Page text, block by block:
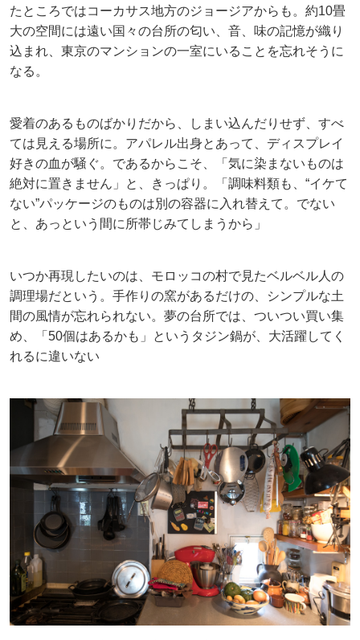
たところではコーカサス地方のジョージアからも。約10畳
大の空間には遠い国々の台所の匂い、音、味の記憶が織り
込まれ、東京のマンションの一室にいることを忘れそうに
なる。
愛着のあるものばかりだから、しまい込んだりせず、すべ
ては見える場所に。アパレル出身とあって、ディスプレイ
好きの血が騒ぐ。であるからこそ、「気に染まないものは
絶対に置きません」と、きっぱり。「調味料類も、“イケて
ない”パッケージのものは別の容器に入れ替えて。でない
と、あっという間に所帯じみてしまうから」
いつか再現したいのは、モロッコの村で見たベルベル人の
調理場だという。手作りの窯があるだけの、シンプルな土
間の風情が忘れられない。夢の台所では、ついつい買い集
め、「50個はあるかも」というタジン鍋が、大活躍してく
れるに違いない